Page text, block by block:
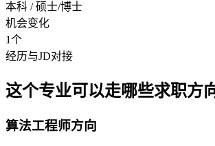
本科 / 硕士/博士
机会变化
1个
经历与JD对接
这个专业可以走哪些求职方
算法工程师方向